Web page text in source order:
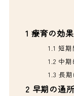
1 療育の効
1.1 短期
1.2 中期
1.3 長期
2 早期の通